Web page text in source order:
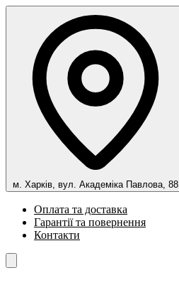
м. Харків, вул. Академіка Павлова, 88
Оплата та доставка
Гарантії та повернення
Контакти